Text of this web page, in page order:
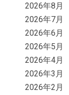
2026年8月
2026年7月
2026年6月
2026年5月
2026年4月
2026年3月
2026年2月